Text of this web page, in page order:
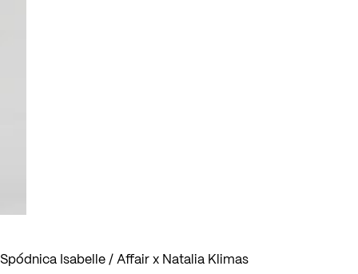
Spódnica Isabelle / Affair x Natalia Klimas